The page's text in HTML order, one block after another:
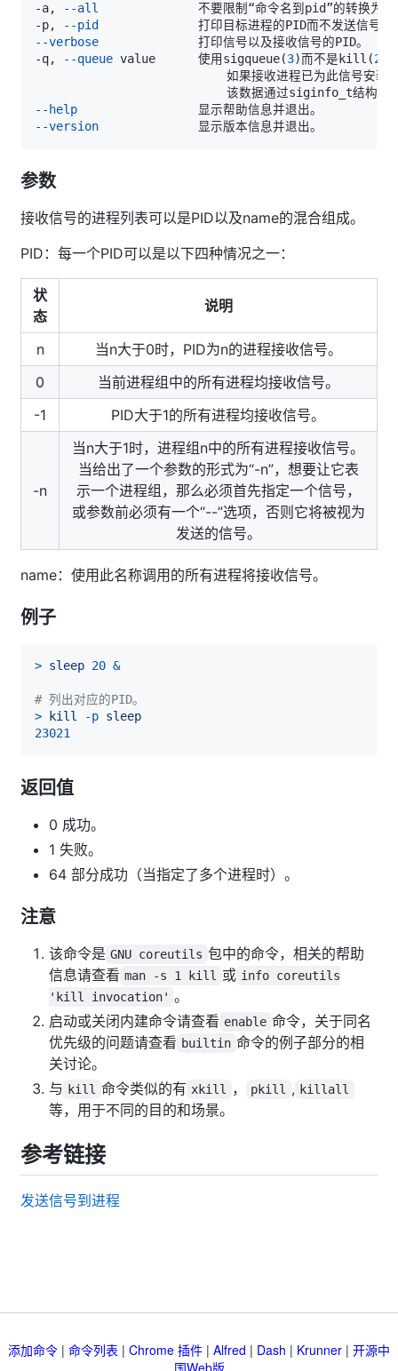
-a,
--all
不要限制“命令名到pid”的转换为具
-p,
--pid
--verbose
-q,
--queue value      使用sigqueue(3)而不是kill (2
如果接收进程已为此信号安装
--help
--version
参数
接收信号的进程列表可以是PID以及name的混合组成。
PID：每一个PID可以是以下四种情况之一：
状
态
说明
n
当n大于0时，PID为n的进程接收信号。
0
当前进程组中的所有进程均接收信号。
-1
PID大于1的所有进程均接收信号。
-n
当n大于1时，进程组n中的所有进程接收信号。
当给出了一个参数的形式为“-n”，想要让它表
示一个进程组，那么必须首先指定一个信号，
或参数前必须有一个“--”选项，否则它将被视为
发送的信号。
name：使用此名称调用的所有进程将接收信号。
例子
> sleep 20 &
# 列出对应的PID。
>
kill -p sleep
23021
返回值
0 成功。
1 失败。
64 部分成功（当指定了多个进程时）。
注意
该命令是 GNU coreutils 包中的命令，相关的帮助
信息请查看 man -s 1 kill 或 info coreutils
'kill invocation' 。
启动或关闭内建命令请查看 enable 命令，关于同名
优先级的问题请查看 builtin 命令的例子部分的相
关讨论。
与 kill 命令类似的有 xkill ， pkill , killall
等，用于不同的目的和场景。
参考链接
发送信号到进程
添加命令 | 命令列表 | Chrome 插件 | Alfred | Dash | Krunner | 开源中